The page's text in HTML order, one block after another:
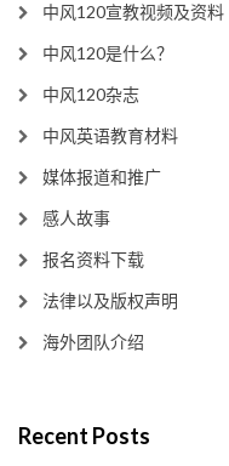
中风120宣教视频及资料
中风120是什么？
中风120杂志
中风英语教育材料
媒体报道和推广
感人故事
报名资料下载
法律以及版权声明
海外团队介绍
Recent Posts